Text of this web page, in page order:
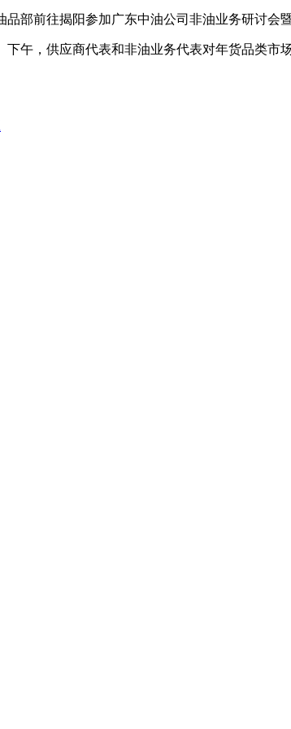
部前往揭阳参加广东中油公司非油业务研讨会
午，供应商代表和非油业务代表对年货品类市